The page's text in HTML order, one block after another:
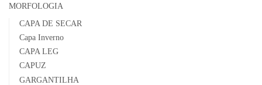
MORFOLOGIA
CAPA DE SECAR
Capa Inverno
CAPA LEG
CAPUZ
GARGANTILHA